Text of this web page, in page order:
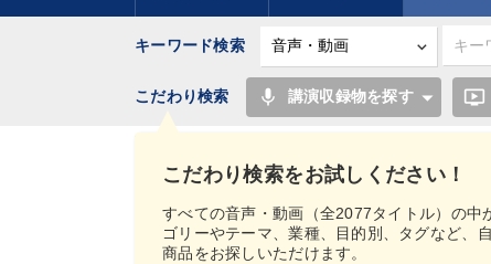
キーワード検索
こだわり検索をお試しください！
すべての音声・動画（全2077タイトル）の中
ゴリーやテーマ、業種、目的別、タグなど、
商品をお探しいただけます。
こだわり検索 mic 講演収録物を探す ondemand_video
マー
デジタル版対応）